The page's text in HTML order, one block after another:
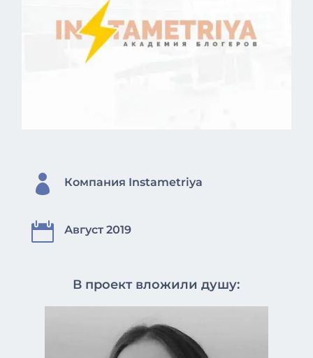
 Компания Instametriya
 Август 2019
В проект вложили душу: